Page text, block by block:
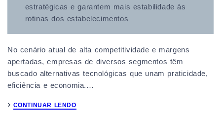
estratégicas e garantem mais estabilidade às
rotinas dos estabelecimentos
No cenário atual de alta competitividade e margens
apertadas, empresas de diversos segmentos têm
buscado alternativas tecnológicas que unam praticidade,
eficiência e economia.…
CONTINUAR LENDO